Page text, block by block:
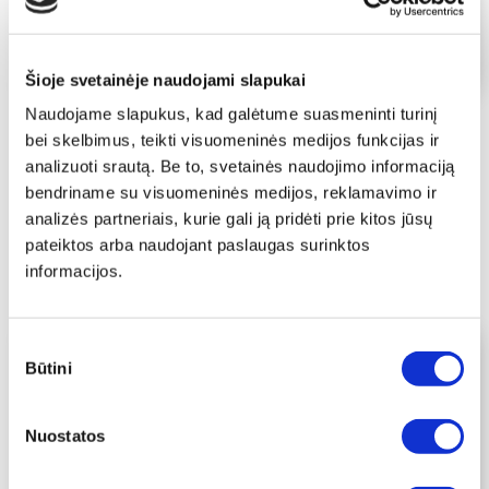
Šioje svetainėje naudojami slapukai
Naudojame slapukus, kad galėtume suasmeninti turinį
bei skelbimus, teikti visuomeninės medijos funkcijas ir
analizuoti srautą. Be to, svetainės naudojimo informaciją
bendriname su visuomeninės medijos, reklamavimo ir
analizės partneriais, kurie gali ją pridėti prie kitos jūsų
pateiktos arba naudojant paslaugas surinktos
informacijos.
pasirinkimas
Būtini
Nuostatos
Gleznošanas
komplekts "Modeļu
kombinācija"
€68.10 -€ 384.60
€61.29-€346.14
Atlasiet īpašības
Gleznu komplekts
"Rakstu gamma"
45.40
€40.86-€230.76
Atlasiet īpašības
varianti.
Variantus
izvēlēties
produkta